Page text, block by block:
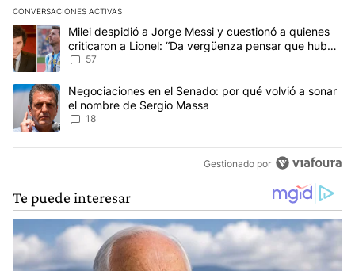
CONVERSACIONES ACTIVAS
Este listado muestra los artículos con más comentarios en los
Un artículo de tendencia con el título "Milei despidió a Jorge
Milei despidió a Jorge Messi y cuestionó a quienes
criticaron a Lionel: “Da vergüenza pensar que hubo
anti-Messi”
57
Un artículo de tendencia con el título "Negociaciones en el
Negociaciones en el Senado: por qué volvió a sonar
el nombre de Sergio Massa
18
Gestionado por